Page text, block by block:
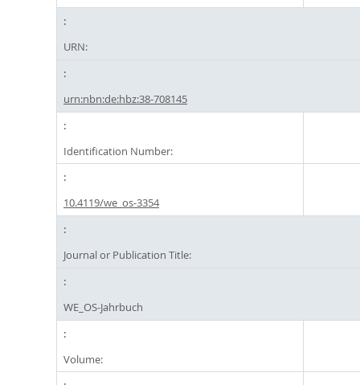
URN:
urn:nbn:de:hbz:38-708145
Identification Number:
10.4119/we_os-3354
Journal or Publication Title:
WE_OS-Jahrbuch
Volume: